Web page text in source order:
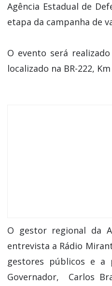
Agência Estadual de
etapa da campanha de
O evento será
localizado na BR-222,
O gestor regional da
entrevista a Rádio
gestores públicos e a
Governador, Carlos